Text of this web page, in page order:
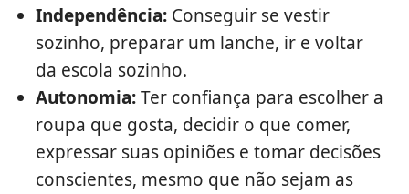
Independência: Conseguir se vestir
sozinho, preparar um lanche, ir e voltar
da escola sozinho.
Autonomia:Ter confiança para escolher a
roupa que gosta, decidir o que comer,
expressar suas opiniões e tomar decisões
conscientes, mesmo que não sejam as